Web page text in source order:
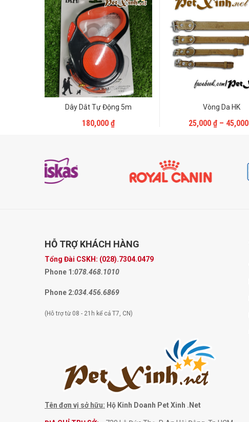
Dây Dắt Tự Động 5m
180,000 ₫
Liên Hệ
Vòng Da HK
25,000 ₫– 45,000
Liên Hệ
HỖ TRỢ KHÁCH HÀNG
Tổng Đài CSKH: (028).7304.0479
Phone 1:078.468.1010
Phone 2:034.456.6869
(Hỗ trợ từ 08 - 21h kể cả T7, CN)
Tên đơn vị sở hữu: Hộ Kinh Doanh Pet Xinh .Net